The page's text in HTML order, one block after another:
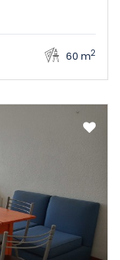
60 m2